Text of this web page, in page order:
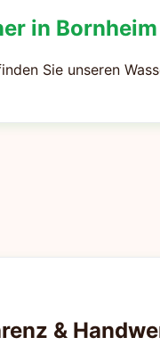
in Bornheim
Sie unseren
&